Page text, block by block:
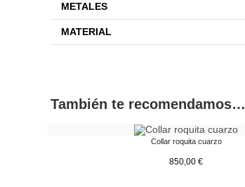
METALES
MATERIAL
También te recomendamos…
Collar roquita cuarzo
850,00€